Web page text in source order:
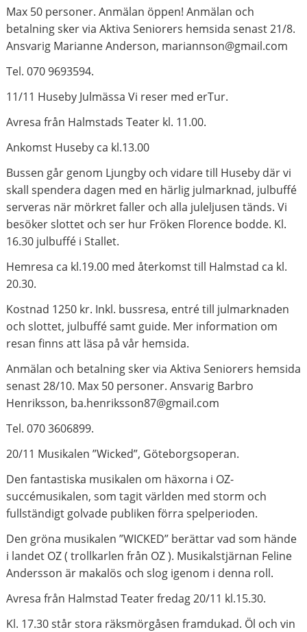
Max 50 personer. Anmälan öppen! Anmälan och
betalning sker via Aktiva Seniorers hemsida senast 21/8.
Ansvarig Marianne Anderson, mariannson@gmail.com
Tel. 070 9693594.
11/11 Huseby Julmässa Vi reser med erTur.
Avresa från Halmstads Teater kl. 11.00.
Ankomst Huseby ca kl.13.00
Bussen går genom Ljungby och vidare till Huseby där vi
skall spendera dagen med en härlig julmarknad, julbuffé
serveras när mörkret faller och alla juleljusen tänds. Vi
besöker slottet och ser hur Fröken Florence bodde. Kl.
16.30 julbuffé i Stallet.
Hemresa ca kl.19.00 med återkomst till Halmstad ca kl.
20.30.
Kostnad 1250 kr. Inkl. bussresa, entré till julmarknaden
och slottet, julbuffé samt guide. Mer information om
resan finns att läsa på vår hemsida.
Anmälan och betalning sker via Aktiva Seniorers hemsida
senast 28/10. Max 50 personer. Ansvarig Barbro
Henriksson, ba.henriksson87@gmail.com
Tel. 070 3606899.
20/11 Musikalen ”Wicked”, Göteborgsoperan.
Den fantastiska musikalen om häxorna i OZ-
succémusikalen, som tagit världen med storm och
fullständigt golvade publiken förra spelperioden.
Den gröna musikalen ”WICKED” berättar vad som hände
i landet OZ ( trollkarlen från OZ ). Musikalstjärnan Feline
Andersson är makalös och slog igenom i denna roll.
Avresa från Halmstad Teater fredag 20/11 kl.15.30.
Kl. 17.30 står stora räksmörgåsen framdukad. Öl och vin